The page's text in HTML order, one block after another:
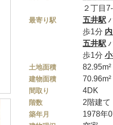
２丁目
最寄り駅 五井駅
歩1分
五井駅
歩1分
土地面積 82.95m²
建物面積 70.96m²
間取り 4DK
階数 2階建て
築年月 1978年